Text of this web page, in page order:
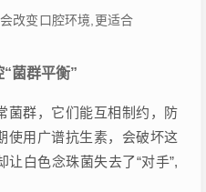
改变口腔环境,更适合
菌群平衡”
菌群，它们能互相制约，防
使用广谱抗生素，会破坏这
白色念珠菌失去了“对手”,